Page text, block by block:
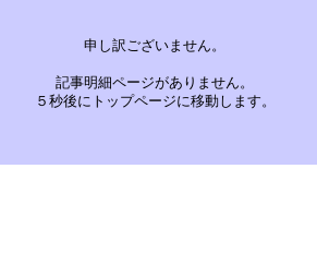
申し訳ございません。
記事明細ページがありません。
５秒後にトップページに移動します。